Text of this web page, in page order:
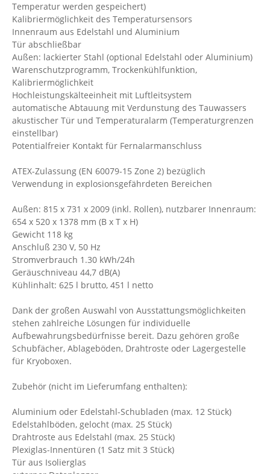
Temperatur werden gespeichert)
Kalibriermöglichkeit des Temperatursensors
Innenraum aus Edelstahl und Aluminium
Tür abschließbar
Außen: lackierter Stahl (optional Edelstahl oder Aluminium)
Warenschutzprogramm, Trockenkühlfunktion,
Kalibriermöglichkeit
Hochleistungskälteeinheit mit Luftleitsystem
automatische Abtauung mit Verdunstung des Tauwassers
akustischer Tür und Temperaturalarm (Temperaturgrenzen
einstellbar)
Potentialfreier Kontakt für Fernalarmanschluss
ATEX-Zulassung (EN 60079-15 Zone 2) bezüglich
Verwendung in explosionsgefährdeten Bereichen
Außen: 815 x 731 x 2009 (inkl. Rollen), nutzbarer Innenraum:
654 x 520 x 1378 mm (B x T x H)
Gewicht 118 kg
Anschluß 230 V, 50 Hz
Stromverbrauch 1.30 kWh/24h
Geräuschniveau 44,7 dB(A)
Kühlinhalt: 625 l brutto, 451 l netto
Dank der großen Auswahl von Ausstattungsmöglichkeiten
stehen zahlreiche Lösungen für individuelle
Aufbewahrungsbedürfnisse bereit. Dazu gehören große
Schubfächer, Ablageböden, Drahtroste oder Lagergestelle
für Kryoboxen.
Zubehör (nicht im Lieferumfang enthalten):
Aluminium oder Edelstahl-Schubladen (max. 12 Stück)
Edelstahlböden, gelocht (max. 25 Stück)
Drahtroste aus Edelstahl (max. 25 Stück)
Plexiglas-Innentüren (1 Satz mit 3 Stück)
Tür aus Isolierglas